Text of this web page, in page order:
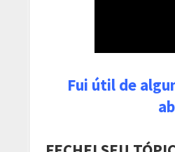
Fui útil de